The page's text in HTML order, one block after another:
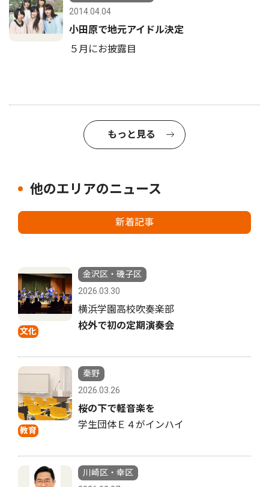
2014.04.04
小田原で地元アイドル決定
５月にお披露目
もっと見る
他のエリアのニュース
新着記事
文化
金沢区・磯子区
2026.03.30
横浜学園高校吹奏楽部
校外で初の定期演奏会
教育
秦野
2026.03.26
桜の下で軽音楽を
学生団体Ｅ４がインハイ
川崎区・幸区